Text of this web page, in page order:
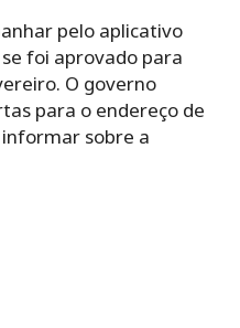
pelo aplicativo
foi aprovado para
O governo
para o endereço de
sobre a